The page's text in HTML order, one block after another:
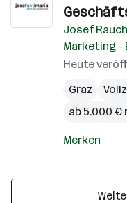
Josef
Marketing -
Heute
Graz
ab 5.000
Merken